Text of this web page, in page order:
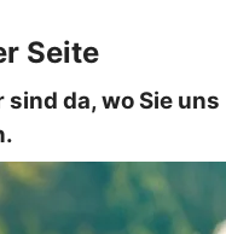
Seite
da, wo Sie uns